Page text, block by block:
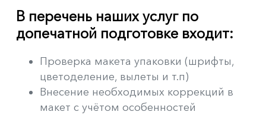
В перечень наших услуг по
допечатной подготовке входит:
Проверка макета упаковки (шрифты,
цветоделение, вылеты и т.п)
Внесение необходимых коррекций в
макет с учётом особенностей